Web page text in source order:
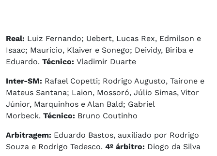
Real: Luiz Fernando; Uebert, Lucas Rex, Edmilson e
Isaac; Maurício, Klaiver e Sonego; Deividy, Biriba e
Eduardo. Técnico: Vladimir Duarte
Inter-SM: Rafael Copetti; Rodrigo Augusto, Tairone e
Mateus Santana; Laion, Mossoró, Júlio Simas, Vitor
Júnior, Marquinhos e Alan Bald; Gabriel
Morbeck. Técnico: Bruno Coutinho
Arbitragem: Eduardo Bastos, auxiliado por Rodrigo
Souza e Rodrigo Tedesco. 4º árbitro: Diogo da Silva